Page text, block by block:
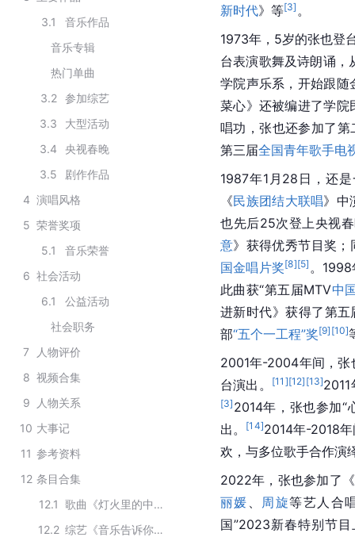
3.1
音乐作品
音乐专辑
热门单曲
3.2
参加综艺
3.3
大型活动
3.4
央视春晚
3.5
剧作作品
4 演唱风格
5 荣誉奖项
5.1
音乐荣誉
6 社会活动
6.1
公益活动
社会职务
7
人物评价
8 视频合集
9
人物关系
10 大事记
11 参考资料
12 条目合集
12.1
歌曲《灯火里的中国》的创作人员
12.2
综艺《音乐告诉你》的主要演员
新时代》等[3] 。
1973年，5岁的张也登
台表演歌舞及诗朗诵，
学院声乐系，开始跟随
菜心》还被编进了学院
唱功，张也还参加了
第三届全国青年歌手电
1987年1月28日，还
《民族团结大联唱》中
也先后25次登上央视
意》获得优秀节目奖
国金唱片奖[8][5] 。
此曲获“第五届MTV中
进新时代》获得了第
部“五个一工程”奖[9] [10]
2001年-2004年间，张
台演出。
[11 ][12] [13]
[3] 2014年，张也参加“
出。
[14]2014年-2018
欢，与多位歌手合作演
2022年，张也参加了
丽媛
周旋等艺人合
国”2023新春特别节